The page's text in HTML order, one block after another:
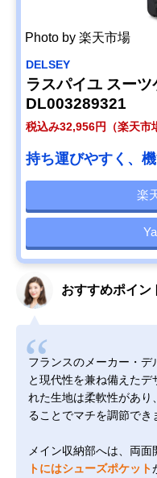
Photo by 楽天市場
DELSEY
ラスパイユ スー
DL003289321
税込み32,956円（楽天市
持ち運びやすく、
楽
おすすめポイン
フランスのメーカー・デ
と現代性を兼ね備えたデ
れた生地は柔軟性があり
ることでマチを調節でき
メイン収納部へは、両面
トにはシューズポケット